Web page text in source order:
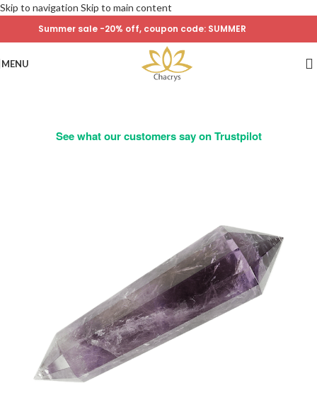
Skip to navigation Skip to main content
Summer sale -20% off, coupon code: SUMMER
MENU
See what our customers say on Trustpilot